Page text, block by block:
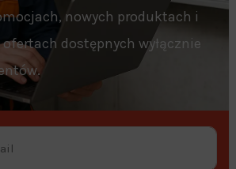
nowych produktach i
dostępnych wyłącznie